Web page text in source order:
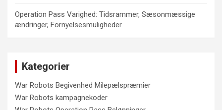
Operation Pass Varighed: Tidsrammer, Sæsonmæssige
ændringer, Fornyelsesmuligheder
Kategorier
War Robots Begivenhed Milepælspræmier
War Robots kampagnekoder